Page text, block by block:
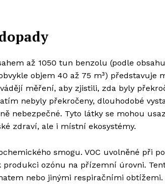
až 1050 tun benzolu (podle
objem 40 až 75 m³) představuje
měření, aby zjistili, zda byly
nebyly překročeny, dlouhodobé
nebezpečné. Tyto látky se mohou
zdraví, ale i místní ekosystémy.
smogu. VOC uvolněné při
ozónu na přízemní úrovni.
nebo jinými respiračními obtížemi.